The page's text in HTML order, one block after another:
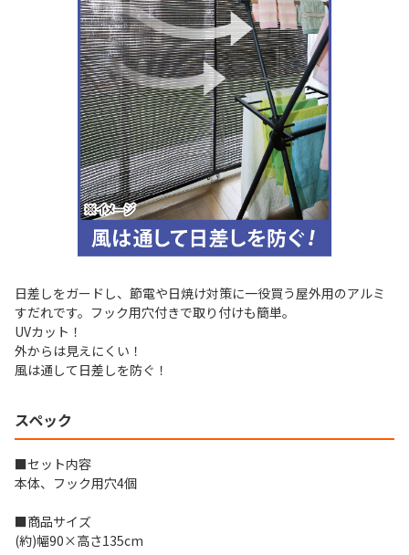
日差しをガードし、節電や日焼け対策に一役買う屋外用のアルミ
すだれです。フック用穴付きで取り付けも簡単。
UVカット！
外からは見えにくい！
風は通して日差しを防ぐ！
スペック
■セット内容
本体、フック用穴4個
■商品サイズ
(約)幅90×高さ135cm